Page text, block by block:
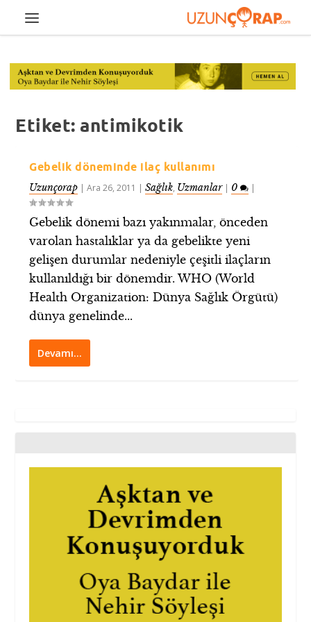
Etiket: antimikotik
Gebelik döneminde ilaç kullanımı
Uzunçorap |Ara 26, 2011 |Sağlık, Uzmanlar| 0 |
Gebelik dönemi bazı yakınmalar, önceden
varolan hastalıklar ya da gebelikte yeni
gelişen durumlar nedeniyle çeşitli ilaçların
kullanıldığı bir dönemdir. WHO (World
Health Organization: Dünya Sağlık Örgütü)
dünya genelinde...
Devamı…